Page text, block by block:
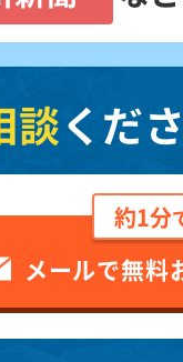
談くだ
約1分
メールで無料